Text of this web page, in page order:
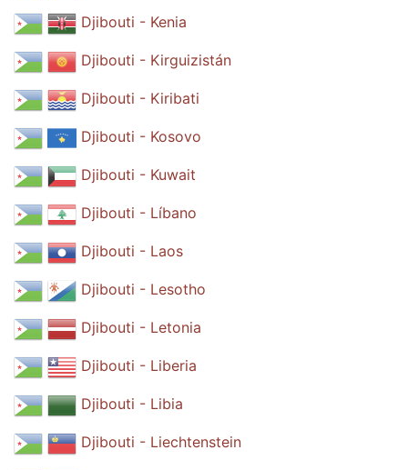
Djibouti - Kenia
Djibouti - Kirguizistán
Djibouti - Kiribati
Djibouti - Kosovo
Djibouti - Kuwait
Djibouti - Líbano
Djibouti - Laos
Djibouti - Lesotho
Djibouti - Letonia
Djibouti - Liberia
Djibouti - Libia
Djibouti - Liechtenstein